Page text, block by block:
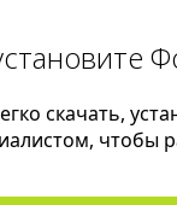
скачать,
чтобы